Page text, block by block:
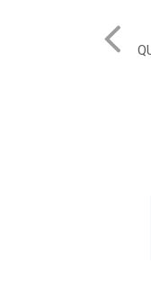
DE DISTRIBUICAO